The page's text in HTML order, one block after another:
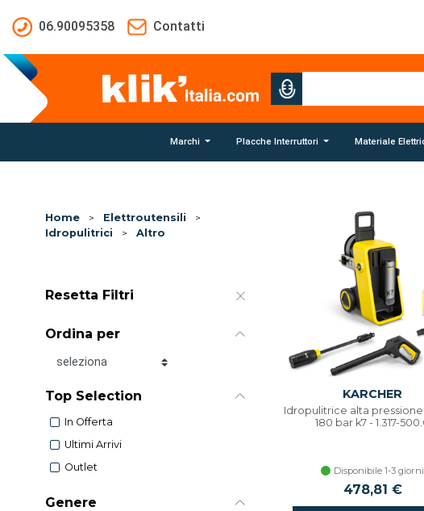
06.90095358
Contatti
Marchi Placche Interruttori Materiale
Home > Elettroutensili
>
Idropulitrici
> Altro
Resetta Filtri
Ordina per
Ordina per
Top Selection
In Offerta
Ultimi Arrivi
Outlet
Genere
KARCHER
Idropulitrice alta
180 bar k7 - 1.317-
Disponibile 1-3 giorni
478,81 €